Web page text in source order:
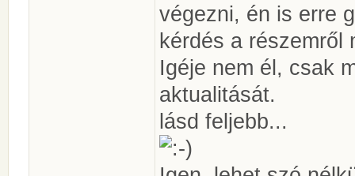
végezni, én is erre
kérdés a részemről
Igéje nem él, csak
aktualitását.
lásd feljebb...